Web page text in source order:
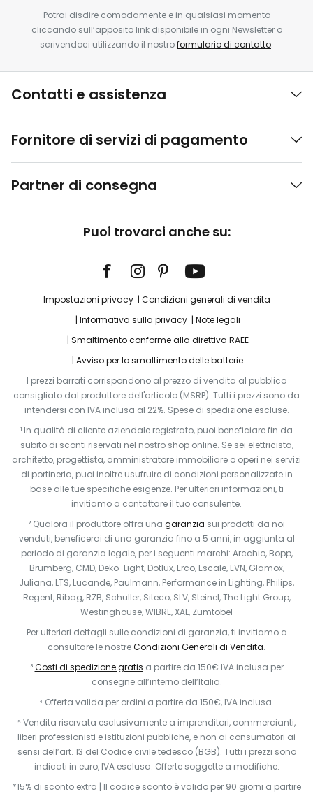
Potrai disdire comodamente e in qualsiasi momento
cliccando sull’apposito link disponibile in ogni Newsletter o
scrivendoci utilizzando il nostroformulario di contatto.
Contatti e assistenza
Fornitore di servizi di pagamento
Partner di consegna
Puoi trovarci anche su:
Impostazioni privacy
Condizioni generali di vendita
Informativa sulla privacy
Note legali
Smaltimento conforme alla direttiva RAEE
Avviso per lo smaltimento delle batterie
I prezzi barrati corrispondono al prezzo di vendita al pubblico
consigliato dal produttore dell'articolo (MSRP). Tutti i prezzi sono da
intendersi con IVA inclusa al 22%. Spese di spedizione escluse.
¹ In qualità di cliente aziendale registrato, puoi beneficiare fin da
subito di sconti riservati nel nostro shop online. Se sei elettricista,
architetto, progettista, amministratore immobiliare o operi nei servizi
di portineria, puoi inoltre usufruire di condizioni personalizzate in
base alle tue specifiche esigenze. Per ulteriori informazioni, ti
invitiamo a contattare il tuo consulente.
² Qualora il produttore offra una garanzia sui prodotti da noi
venduti, beneficerai di una garanzia fino a 5 anni, in aggiunta al
periodo di garanzia legale, per i seguenti marchi: Arcchio, Bopp,
Brumberg, CMD, Deko-Light, Dotlux, Erco, Escale, EVN, Glamox,
Juliana, LTS, Lucande, Paulmann, Performance in Lighting, Philips,
Regent, Ribag, RZB, Schuller, Siteco, SLV, Steinel, The Light Group,
Westinghouse, WIBRE, XAL, Zumtobel
Per ulteriori dettagli sulle condizioni di garanzia, ti invitiamo a
consultare le nostreCondizioni Generali di Vendita.
³Costi di spedizione gratis a partire da 150€ IVA inclusa per
consegne all’interno dell’Italia.
⁴ Offerta valida per ordini a partire da 150€, IVA inclusa.
⁵ Vendita riservata esclusivamente a imprenditori, commercianti,
liberi professionisti e istituzioni pubbliche, e non ai consumatori ai
sensi dell’art. 13 del Codice civile tedesco (BGB). Tutti i prezzi sono
indicati in euro, IVA esclusa. Offerte soggette a modifiche.
*15% di sconto extra | Il codice sconto è valido per 90 giorni a partire